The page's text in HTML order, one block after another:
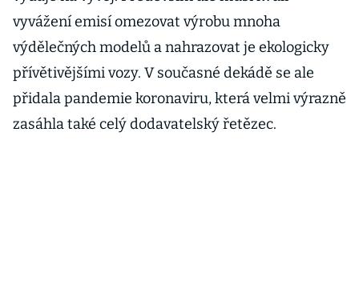
vyvážení emisí omezovat výrobu mnoha
výdělečných modelů a nahrazovat je ekologicky
přívětivějšími vozy. V současné dekádě se ale
přidala pandemie koronaviru, která velmi výrazně
zasáhla také celý dodavatelský řetězec.